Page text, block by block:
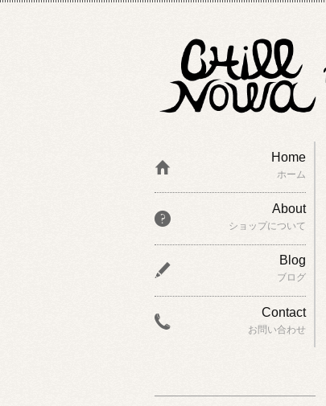
Home
ホーム
About
ショップについて
Blog
ブログ
Contact
お問い合わせ